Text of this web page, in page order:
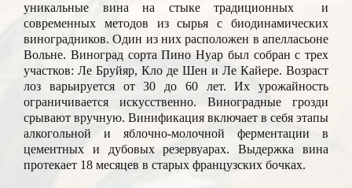
уникальные вина на стыке традиционных и
современных методов из сырья с биодинамических
виноградников. Один из них расположен в апелласьоне
Вольне. Виноград сорта Пино Нуар был собран с трех
участков: Ле Бруйяр, Кло де Шен и Ле Кайере. Возраст
лоз варьируется от 30 до 60 лет. Их урожайность
ограничивается искусственно. Виноградные грозди
срывают вручную. Винификация включает в себя этапы
алкогольной и яблочно-молочной ферментации в
цементных и дубовых резервуарах. Выдержка вина
протекает 18 месяцев в старых французских бочках.